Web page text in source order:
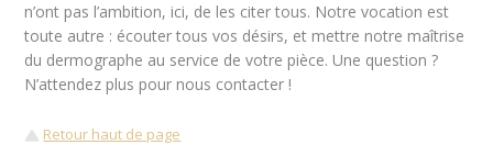
n’ont pas l’ambition, ici, de les citer tous. Notre vocation est
toute autre : écouter tous vos désirs, et mettre notre maîtrise
du dermographe au service de votre pièce. Une question ?
N’attendez plus pour nous contacter !
Retour haut de page